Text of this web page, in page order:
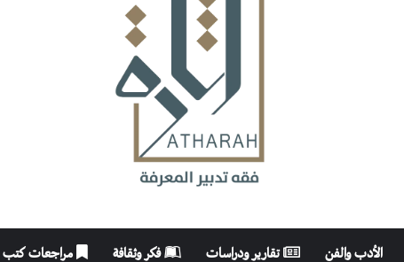
الأدب والفن تقارير ودراسات فكر وثقافة مراجعات كتب